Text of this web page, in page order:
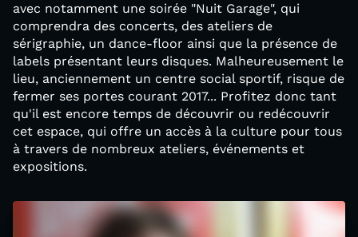
avec notamment une soirée "Nuit Garage", qui
comprendra des concerts, des ateliers de
sérigraphie, un dance-floor ainsi que la présence de
labels présentant leurs disques. Malheureusement le
lieu, anciennement un centre social sportif, risque de
fermer ses portes courant 2017... Profitez donc tant
qu'il est encore temps de découvrir ou redécouvrir
cet espace, qui offre un accès à la culture pour tous
à travers de nombreux ateliers, événements et
expositions.